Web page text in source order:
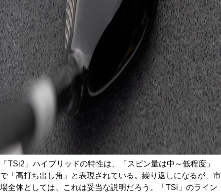
「TSi2」ハイブリッドの特性は、「スピン量は中～低程度」
で「高打ち出し角」と表現されている。繰り返しになるが、市
場全体としては、これは妥当な説明だろう。「TSi」のライン